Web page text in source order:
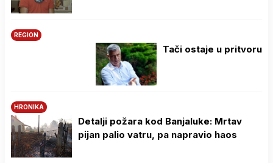
REGION
Tači ostaje u pritvoru
HRONIKA
Detalji požara kod Banjaluke: Mrtav
pijan palio vatru, pa napravio haos